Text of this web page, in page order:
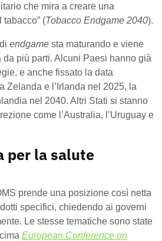
che mira a creare una
tabacco” (Tobacco Endgame 2040).
endgame sta maturando e viene
da più parti. Alcuni Paesi hanno già
e anche fissato la data
Zelanda e l’Irlanda nel 2025, la
nel 2040. Altri Stati si stanno
come l’Australia, l’Uruguay e
per la salute
prende una posizione così netta
specifici, chiedendo ai governi
Le stesse tematiche sono state
European Conference on